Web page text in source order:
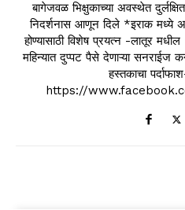
बागेजवळ भिक्षुकाच्या अवस्थेत
निदर्शनास आणून दिले *इराक मध्ये
होण्यासाठी विशेष प्रयत्न -लातूर
महिन्यात दुप्पट पैसे देणाऱ्या सनराईज
हस्तकाचा
https://